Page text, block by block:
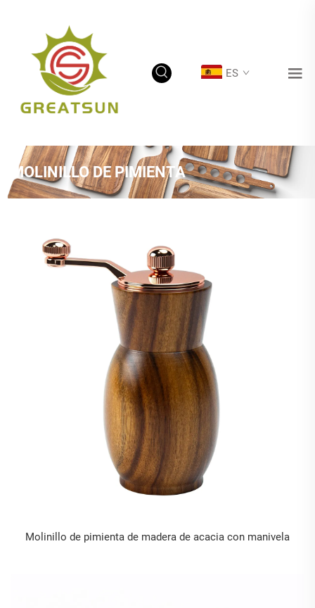
ES
MOLINILLO DE PIMIENTA
Molinillo de pimienta de madera de acacia con manivela